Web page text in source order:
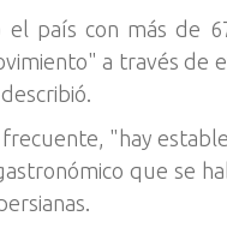
país con más de
a través de
"hay
que se